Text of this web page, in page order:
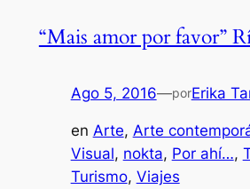
“Mais amor por favor”
Ago 5, 2016—porErika
en Arte, Arte
Visual, nokta, Por ahí…,
Turismo, Viajes